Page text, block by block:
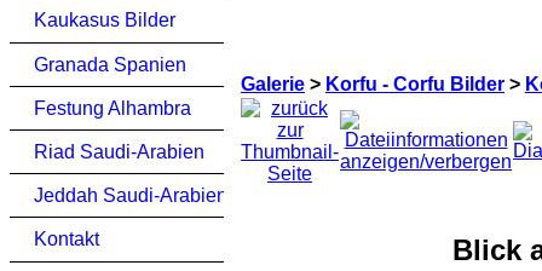
Kaukasus Bilder
Granada Spanien
Festung Alhambra
Riad Saudi-Arabien
Jeddah Saudi-Arabien
Kontakt
Galerie > Korfu - Corfu Bilder >
Blick